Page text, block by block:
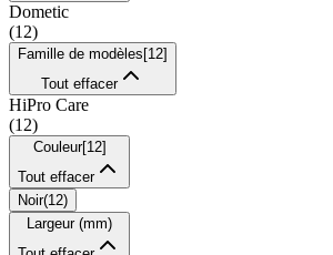
Dometic
(12)
Famille de modèles [12]
Tout effacer
HiPro Care
(12)
Couleur[12]
Tout effacer
Noir(12)
Largeur (mm)